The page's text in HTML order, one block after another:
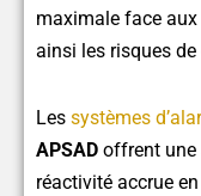
maximale face
ainsi les risques
Les systèmes
APSAD offrent une
réactivité accrue